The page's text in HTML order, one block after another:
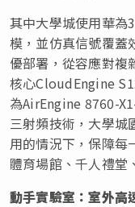
其中大學城使用華為
模，並仿真信號覆蓋
優部署，從容應對複
核心CloudEngine
為AirEngine 8760-
三射頻技術，大學城
用的情況下，保障每
體育場館、千人禮堂
動手實驗室：室外高